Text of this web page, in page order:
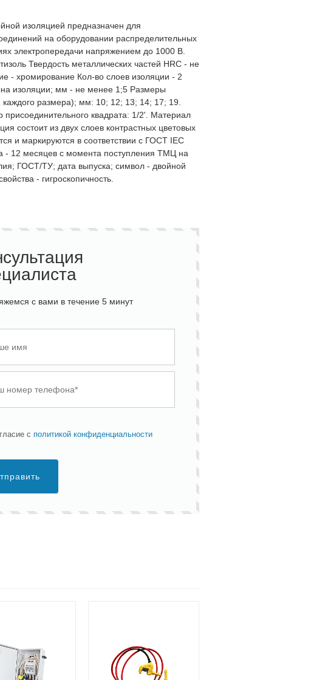
изоляцией предназначен для
на оборудовании распределительных
электропередачи напряжением до 1000 В.
Твердость металлических частей HRC - не
- хромирование Кол-во слоев изоляции - 2
изоляции; мм - не менее 1;5 Размеры
размера); мм: 10; 12; 13; 14; 17; 19.
квадрата: 1/2'. Материал
состоит из двух слоев контрастных цветовых
и маркируются в соответствии с ГОСТ IEC
- 12 месяцев с момента поступления ТМЦ на
ГОСТ/ТУ; дата выпуска; символ - двойной
- гигроскопичность.
с вами в течение 5 минут
с политикой конфиденциальности